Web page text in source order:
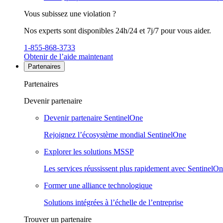
Vous subissez une violation ?
Nos experts sont disponibles 24h/24 et 7j/7 pour vous aider.
1-855-868-3733
Obtenir de l’aide maintenant
Partenaires
Partenaires
Devenir partenaire
Devenir partenaire SentinelOne
Rejoignez l’écosystème mondial SentinelOne
Explorer les solutions MSSP
Les services réussissent plus rapidement avec
Former une alliance technologique
Solutions intégrées à l’échelle de l’entreprise
Trouver un partenaire